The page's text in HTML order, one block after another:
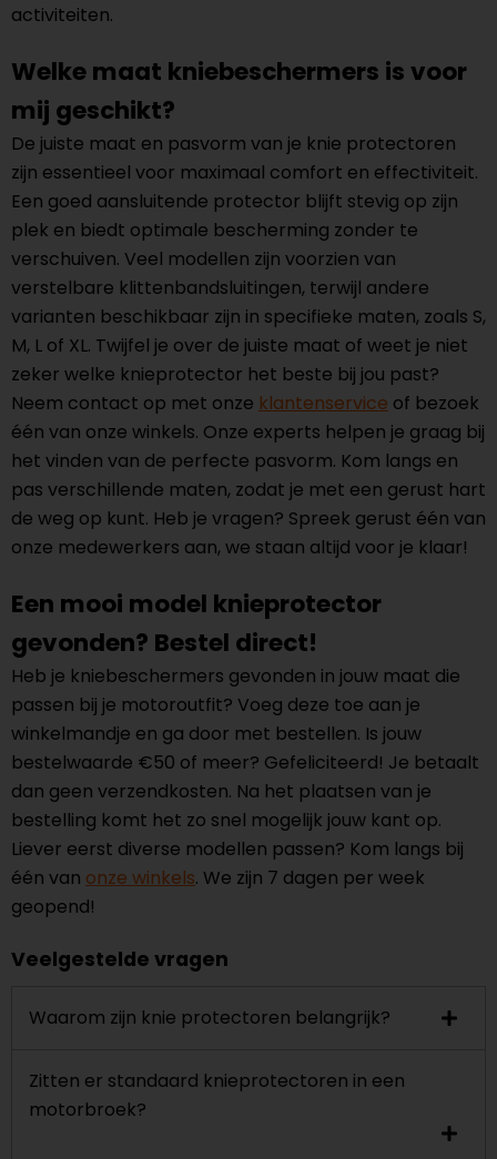
activiteiten.
Welke maat kniebeschermers is voor
mij geschikt?
De juiste maat en pasvorm van je knie protectoren
zijn essentieel voor maximaal comfort en effectiviteit.
Een goed aansluitende protector blijft stevig op zijn
plek en biedt optimale bescherming zonder te
verschuiven. Veel modellen zijn voorzien van
verstelbare klittenbandsluitingen, terwijl andere
varianten beschikbaar zijn in specifieke maten, zoals S,
M, L of XL. Twijfel je over de juiste maat of weet je niet
zeker welke knieprotector het beste bij jou past?
Neem contact op met onze klantenservice of bezoek
één van onze winkels. Onze experts helpen je graag bij
het vinden van de perfecte pasvorm. Kom langs en
pas verschillende maten, zodat je met een gerust hart
de weg op kunt. Heb je vragen? Spreek gerust één van
onze medewerkers aan, we staan altijd voor je klaar!
Een mooi model knieprotector
gevonden? Bestel direct!
Heb je kniebeschermers gevonden in jouw maat die
passen bij je motoroutfit? Voeg deze toe aan je
winkelmandje en ga door met bestellen. Is jouw
bestelwaarde €50 of meer? Gefeliciteerd! Je betaalt
dan geen verzendkosten. Na het plaatsen van je
bestelling komt het zo snel mogelijk jouw kant op.
Liever eerst diverse modellen passen? Kom langs bij
één van onze winkels. We zijn 7 dagen per week
geopend!
Veelgestelde vragen
Waarom zijn knie protectoren belangrijk?
Zitten er standaard knieprotectoren in een
motorbroek?